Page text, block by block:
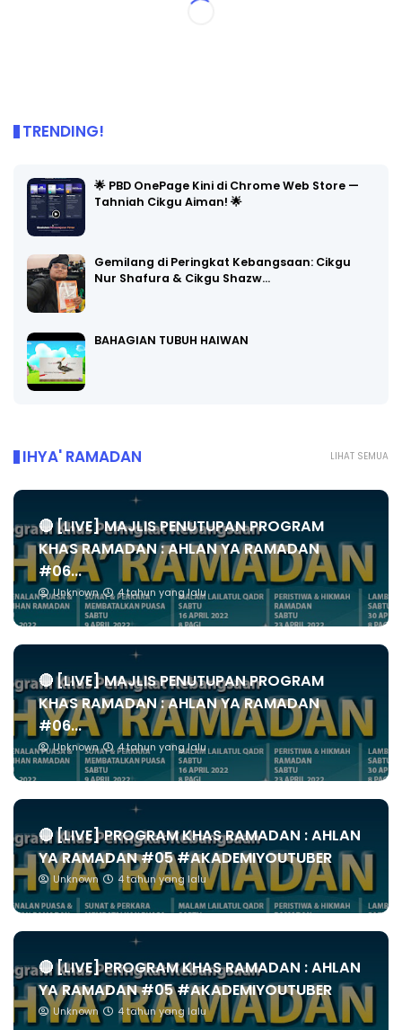
TRENDING!
🌟 PBD OnePage Kini di Chrome Web Store —
Tahniah Cikgu Aiman! 🌟
Gemilang di Peringkat Kebangsaan: Cikgu
Nur Shafura & Cikgu Shazw…
BAHAGIAN TUBUH HAIWAN
LIHAT SEMUA
IHYA' RAMADAN
🔴 [LIVE] MAJLIS PENUTUPAN PROGRAM
KHAS RAMADAN : AHLAN YA RAMADAN
#06...
Unknown 4 tahun yang lalu
🔴 [LIVE] MAJLIS PENUTUPAN PROGRAM
KHAS RAMADAN : AHLAN YA RAMADAN
#06...
Unknown 4 tahun yang lalu
🔴 [LIVE] PROGRAM KHAS RAMADAN : AHLAN
YA RAMADAN #05 #AKADEMIYOUTUBER
Unknown 4 tahun yang lalu
🔴 [LIVE] PROGRAM KHAS RAMADAN : AHLAN
YA RAMADAN #05 #AKADEMIYOUTUBER
Unknown 4 tahun yang lalu